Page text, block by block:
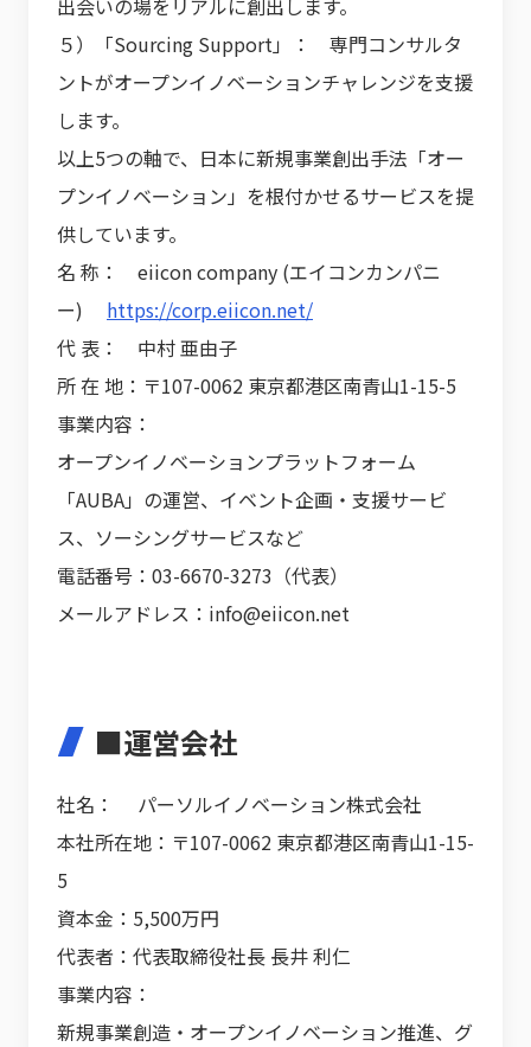
出会いの場をリアルに創出します。
５）「Sourcing Support」： 専門コンサルタ
ントがオープンイノベーションチャレンジを支援
します。
以上5つの軸で、日本に新規事業創出手法「オー
プンイノベーション」を根付かせるサービスを提
供しています。
名 称： eiicon company (エイコンカンパニ
ー) https://corp.eiicon.net/
代 表： 中村 亜由子
所 在 地：〒107-0062 東京都港区南青山1-15-5
事業内容：
オープンイノベーションプラットフォーム
「AUBA」の運営、イベント企画・支援サービ
ス、ソーシングサービスなど
電話番号：03-6670-3273（代表）
メールアドレス：info@eiicon.net
■運営会社
社名： パーソルイノベーション株式会社
本社所在地：〒107-0062 東京都港区南青山1-15-
5
資本金：5,500万円
代表者：代表取締役社長 長井 利仁
事業内容：
新規事業創造・オープンイノベーション推進、グ